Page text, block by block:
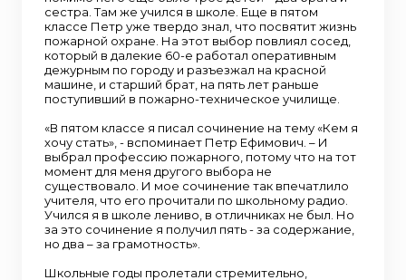
сестра. Там же учился в школе. Еще в пятом
классе Петр уже твердо знал, что посвятит жизнь
пожарной охране. На этот выбор повлиял сосед,
который в далекие 60-е работал оперативным
дежурным по городу и разъезжал на красной
машине, и старший брат, на пять лет раньше
поступивший в пожарно-техническое училище.
«В пятом классе я писал сочинение на тему «Кем я
хочу стать», - вспоминает Петр Ефимович. – И
выбрал профессию пожарного, потому что на тот
момент для меня другого выбора не
существовало. И мое сочинение так впечатлило
учителя, что его прочитали по школьному радио.
Учился я в школе лениво, в отличниках не был. Но
за это сочинение я получил пять - за содержание,
но два – за грамотность».
Школьные годы пролетали стремительно,